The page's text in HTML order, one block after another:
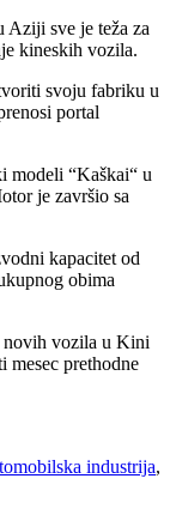
Aziji sve je teža za
kineskih vozila.
svoju fabriku u
portal
modeli “Kaškai“ u
je završio sa
kapacitet od
obima
novih vozila u Kini
mesec prethodne
industrija,